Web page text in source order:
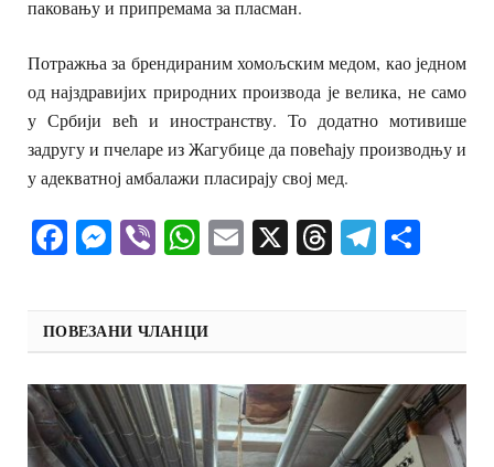
паковању и припремама за пласман.
Потражња за брендираним хомољским медом, као једном
од најздравијих природних производа је велика, не само
у Србији већ и иностранству. То додатно мотивише
задругу и пчеларе из Жагубице да повећају производњу и
у адекватној амбалажи пласирају свој мед.
Facebook
Messenger
ViberWhatsApp
Email
X Threads
ПОВЕЗАНИ ЧЛАНЦИ